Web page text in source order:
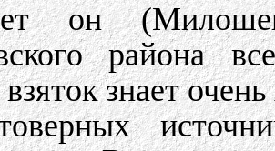
он
района
знает